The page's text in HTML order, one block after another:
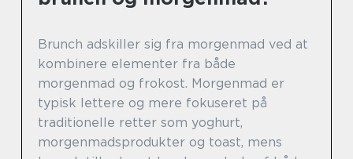
Brunch adskiller sig fra morgenmad ved at
kombinere elementer fra både
morgenmad og frokost. Morgenmad er
typisk lettere og mere fokuseret på
traditionelle retter som yoghurt,
morgenmadsprodukter og toast, mens